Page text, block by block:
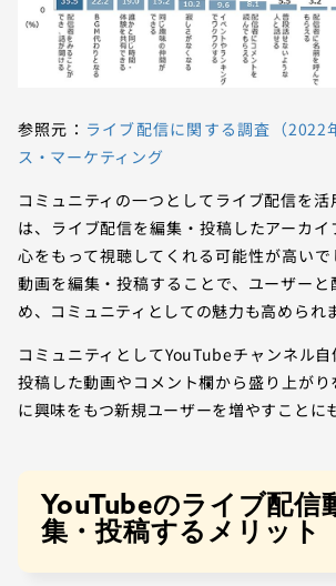
参照元： ライブ配信に関する調査（2022
ス・マーケティング
コミュニティの一つとしてライブ配信を
は、ライブ配信を編集・投稿したアーカ
心をもって視聴してくれる可能性が高い
動画を編集・投稿することで、ユーザー
め、コミュニティとしての魅力も高められ
コミュニティとしてYouTubeチャンネル自
投稿した動画やコメント欄から盛り上が
に興味をもつ新規ユーザーを増やすことに
YouTubeのライブ配信
集・投稿するメリット